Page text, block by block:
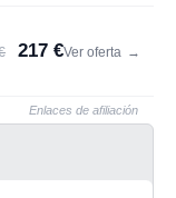
217 €Ver oferta →
Enlaces de afiliación